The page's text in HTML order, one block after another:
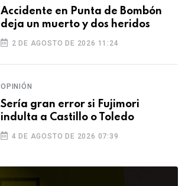
Accidente en Punta de Bombón
deja un muerto y dos heridos
2 DE AGOSTO DE 2026 11:24
OPINIÓN
Sería gran error si Fujimori
indulta a Castillo o Toledo
4 DE AGOSTO DE 2026 07:39